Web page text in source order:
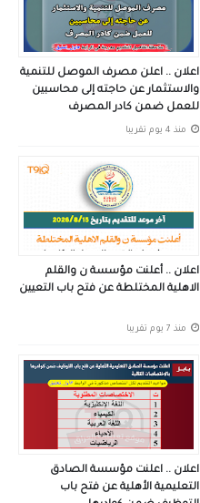
اعلان .. اعلن مصرف الموصل للتنمية
والاستثمار عن حاجته إلى محاسبين
للعمل ضمن كادر المصرف
منذ 4 يوم تقريبا
اعلان .. أعلنت مؤسسة ن والقلم
الاهلية المختلطة عن فتح باب التعيين
منذ 7 يوم تقريبا
اعلان .. اعلنت مؤسسة الصادق
التعليمية الأهلية عن فتح باب